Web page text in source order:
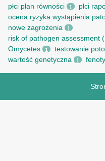
płci plan równości 1 płci
ocena ryzyka wystąpienia
nowe zagrożenia 1
risk of pathogen assessment
Omycetes 1 testowanie
wartość genetyczna 1